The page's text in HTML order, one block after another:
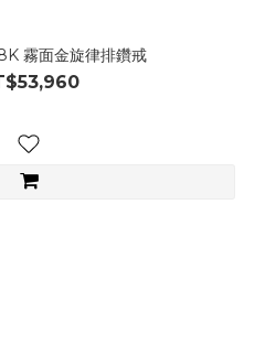
霧面金旋律排鑽戒